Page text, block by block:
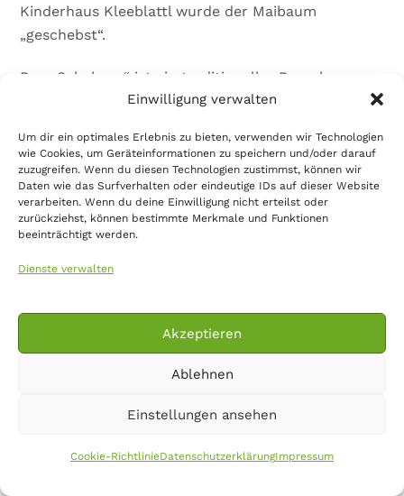
Einwilligung verwalten
Um dir ein optimales Erlebnis zu bieten, verwenden wir Technologien
wie Cookies, um Geräteinformationen zu speichern und/oder darauf
zuzugreifen. Wenn du diesen Technologien zustimmst, können wir
Daten wie das Surfverhalten oder eindeutige IDs auf dieser Website
verarbeiten. Wenn du deine Einwilligung nicht erteilst oder
zurückziehst, können bestimmte Merkmale und Funktionen
beeinträchtigt werden.
Dienste verwalten
Akzeptieren
Ablehnen
Einstellungen ansehen
Cookie-RichtlinieDatenschutzerklärungImpressum
Kinderhaus Kleeblattl wurde der Maibaum
„geschebst“.
Das „Schebsen“ ist ein traditioneller Brauch aus
der Region. Dabei wird der Maibaum – meist ein
vorbereitet, geschält und für das spätere
Aufstellen hergerichtet. Dieser Arbeitsschritt
gehört zu den wichtigen Vorbereitungen rund um
das Maibaumaufstellen und wird oft
gemeinschaftlich durchgeführt.
Teamarbeit der zahlreichen fleißigen Helfer ganz
herzlich bedanken!